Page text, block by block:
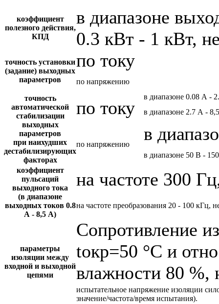
коэффициент
полезного действия,
КПД
в диапазоне
0.3 кВт - 1 кВт,
точность установки
(задание) выходных
параметров
по току
по напряжению
точность
автоматической
стабилизации
выходных
параметров
при наихудших
дестабилизирующих
факторах
по току
в диапазоне 0.08 А -
в диапазоне 2.7 А -
по напряжению
в
в диапазоне 50 В -
коэффициент
пульсаций
выходного тока
(в диапазоне
выходных токов 0.8
А - 8,5 А)
на частоте 300
на частоте преобразования 20 - 100 кГц,
параметры
изоляции между
входной и выходной
цепями
Сопротивление
tокр=50 °С и
влажности 80 %,
испытательное напряжение изоляции
значение/частота/время испытания).